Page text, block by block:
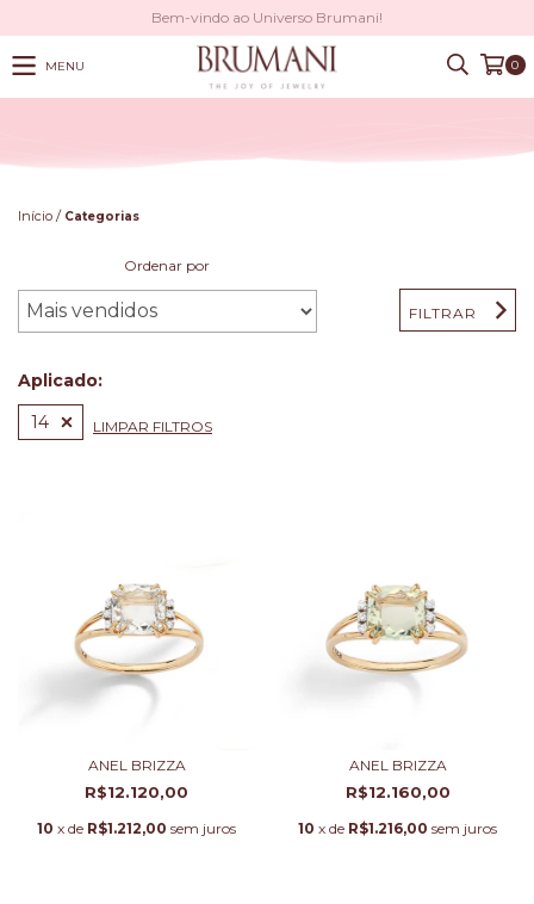
Bem-vindo ao Universo Brumani!
MENU 0
Início / Categorias
Ordenar por
FILTRAR
Aplicado:
14
LIMPAR FILTROS
ANEL BRIZZA
R$12.120,00
10 x de R$1.212,00 sem juros
ANEL BRIZZA
R$12.160,00
10 x de R$1.216,00 sem juros